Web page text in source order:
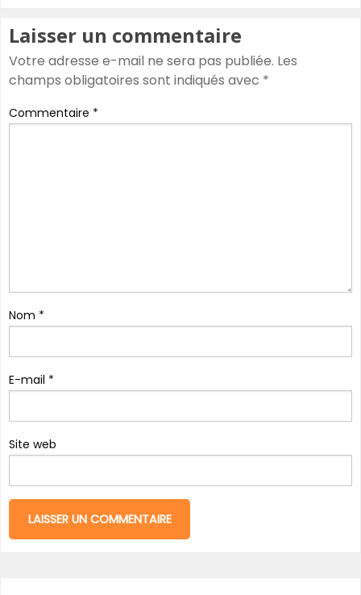
Laisser un commentaire
Votre adresse e-mail ne sera pas publiée. Les
champs obligatoires sont indiqués avec *
Commentaire *
Nom *
E-mail *
Site web